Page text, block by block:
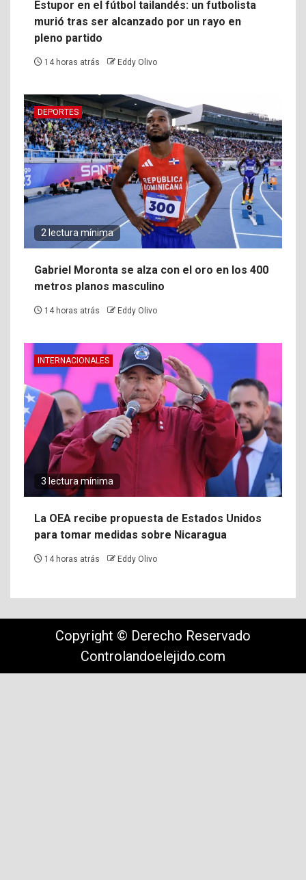
Estupor en el fútbol tailandés: un futbolista
murió tras ser alcanzado por un rayo en
pleno partido
14 horas atrás Eddy Olivo
DEPORTES
2 lectura mínima
Gabriel Moronta se alza con el oro en los 400
metros planos masculino
14 horas atrás Eddy Olivo
INTERNACIONALES
3 lectura mínima
La OEA recibe propuesta de Estados Unidos
para tomar medidas sobre Nicaragua
14 horas atrás Eddy Olivo
Copyright © Derecho Reservado
Controlandoelejido.com